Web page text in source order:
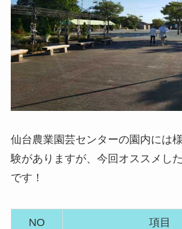
仙台農業園芸センターの園内には
験がありますが、今回オススメし
です！
NO 項目